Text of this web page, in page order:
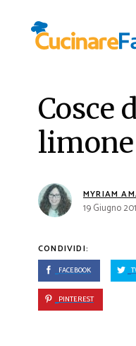
Cosce
MYRIAM
19 Giugno
CONDIVIDI:
FACEBOOK
PINTEREST